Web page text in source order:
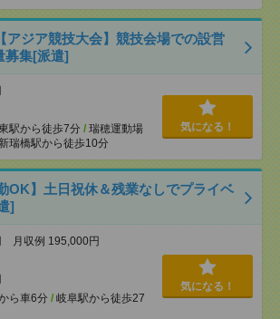
アジア競技大会】競技会場での設営
募集[派遣]
駅から徒歩7分 / 瑞穂運動場
新瑞橋駅から徒歩10分
気になる！
OK】土日祝休＆残業なしでプライベ
]
月収例 195,000円
ら車6分 / 岐阜駅から徒歩27
気になる！